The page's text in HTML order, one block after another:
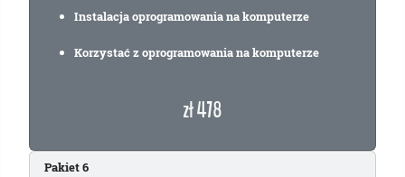
Instalacja oprogramowania na komputerze
Korzystać z oprogramowania na komputerze
zł 478
Pakiet6